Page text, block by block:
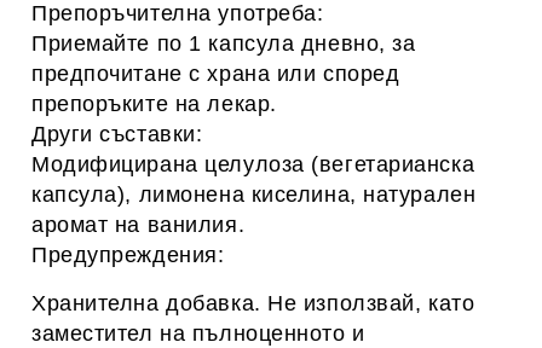
Препоръчителна употреба:
Приемайте по 1 капсула дневно, за
предпочитане с храна или според
препоръките на лекар.
Други съставки:
Модифицирана целулоза (вегетарианска
капсула), лимонена киселина, натурален
аромат на ванилия.
Предупреждения:
Хранителна добавка. Не използвай, като
заместител на пълноценното и